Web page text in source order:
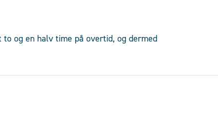
og en halv time på overtid, og dermed